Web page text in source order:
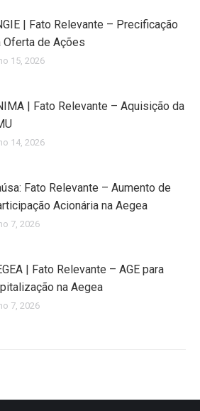
| Fato Relevante – Precificação
Oferta de Ações
15, 2026
| Fato Relevante – Aquisição da
14, 2026
Fato Relevante – Aumento de
Acionária na Aegea
7, 2026
| Fato Relevante – AGE para
na Aegea
7, 2026